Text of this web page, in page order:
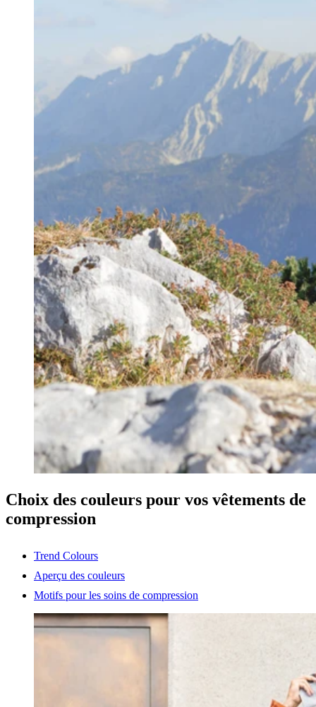
Choix des couleurs pour vos vêtements de
compression
Trend Colours
Aperçu des couleurs
Motifs pour les soins de compression